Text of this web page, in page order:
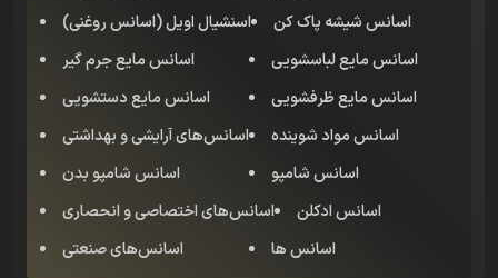
اسنشیال اویل (اسانس روغنی)
اسانس شیشه پاک کن
اسانس مایع جرم گیر
اسانس مایع لباسشویی
اسانس مایع دستشویی
اسانس مایع ظرفشویی
اسانس‌های آرایشی و بهداشتی
اسانس مواد شوینده
اسانس شامپو بدن
اسانس شامپو
اسانس‌های اختصاصی و انحصاری
اسانس‌ ادکلن
اسانس‌های صنعتی
اسانس ها